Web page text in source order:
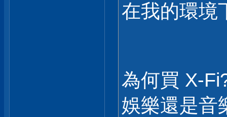
在我的環境
為何買 X-
娛樂還是音